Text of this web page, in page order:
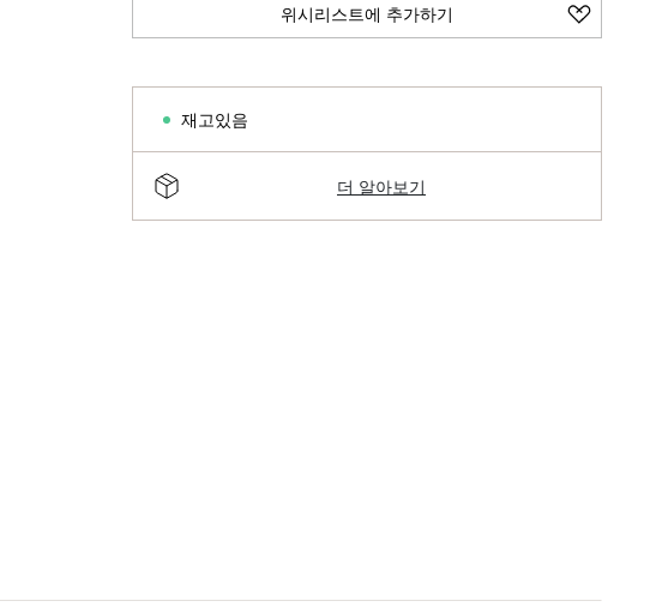
위시리스트에 추가하기
재고있음
더 알아보기